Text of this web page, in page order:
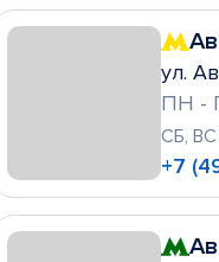
ул.
ПН -
СБ, ВС
+7